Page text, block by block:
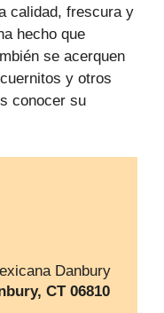
calidad, frescura y
hecho que
se acerquen
y otros
conocer su
Danbury
CT 06810